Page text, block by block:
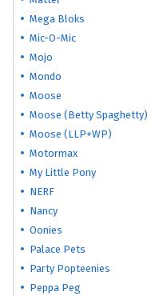
Mega Bloks
Mic-O-Mic
Mojo
Mondo
Moose
Moose (Betty Spaghetty)
Moose (LLP+WP)
Motormax
My Little Pony
NERF
Nancy
Oonies
Palace Pets
Party Popteenies
Peppa Peg